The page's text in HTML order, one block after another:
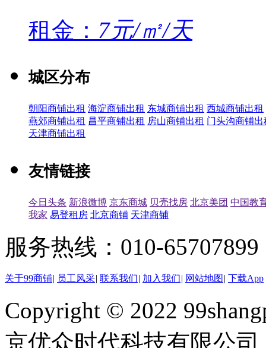
租金： 7元/㎡/天
城区分布
朝阳商铺出租 海淀商铺出租 东城商铺出租 西城商铺出租
燕郊商铺出租 昌平商铺出租 房山商铺出租 门头沟商铺出
天津商铺出租
友情链接
今日头条 新浪微博 京东商城 贝壳找房 北京美团 中国教
我家 易登租房 北京商铺 天津商铺
服务热线：010-
关于99商铺| 员工风采| 联系我们| 加入我们| 网站地图 | 下载App
Copyright © 2022
京优众时代科技有限公